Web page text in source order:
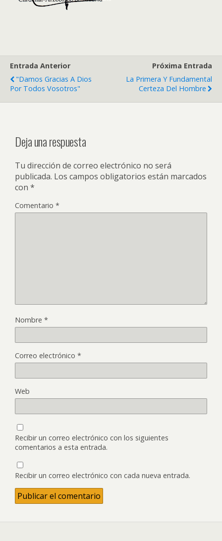
Entrada Anterior
"Damos Gracias A Dios
Por Todos Vosotros"
Próxima Entrada
La Primera Y Fundamental
Certeza Del Hombre
Deja una respuesta
Tu dirección de correo electrónico no será
publicada. Los campos obligatorios están marcados
con *
Comentario *
Nombre *
Correo electrónico *
Web
Recibir un correo electrónico con los siguientes
comentarios a esta entrada.
Recibir un correo electrónico con cada nueva entrada.